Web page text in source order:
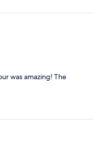
was amazing! The